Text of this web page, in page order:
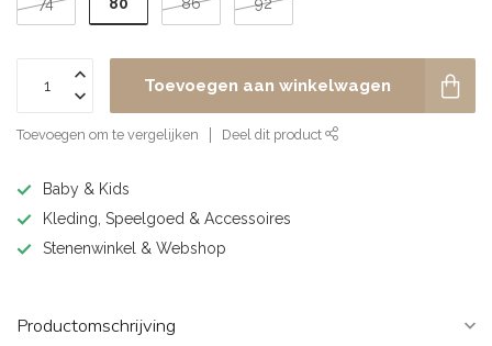
Toevoegen aan winkelwagen
Toevoegen om te vergelijken Deel dit product
Baby & Kids
Kleding, Speelgoed & Accessoires
Stenenwinkel & Webshop
Productomschrijving